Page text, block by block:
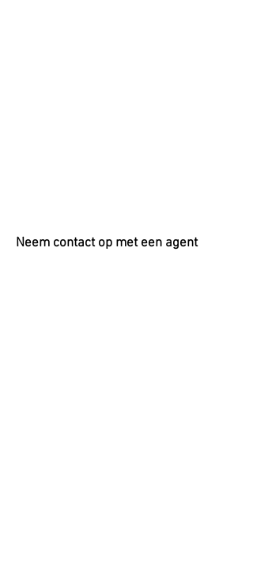
Neem contact op met een agent